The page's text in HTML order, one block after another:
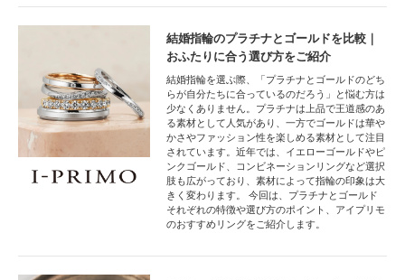
結婚指輪のプラチナとゴールドを比較｜
おふたりに合う選び方をご紹介
結婚指輪を選ぶ際、「プラチナとゴールドのどち
らが自分たちに合っているのだろう」と悩む方は
少なくありません。プラチナは上品で王道感のあ
る素材として人気があり、一方でゴールドは華や
かさやファッション性を楽しめる素材として注目
されています。近年では、イエローゴールドやピ
ンクゴールド、コンビネーションリングなど選択
肢も広がっており、素材によって指輪の印象は大
きく変わります。 今回は、プラチナとゴールド
それぞれの特徴や選び方のポイント、アイプリモ
のおすすめリングをご紹介します。